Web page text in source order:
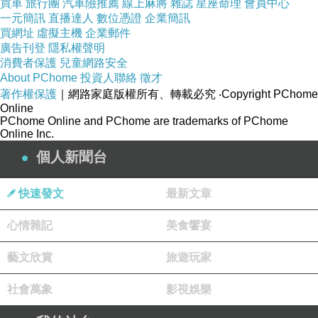
1、美國人一般比較高大，所以市場偏好空間大、實用性高
的 SUV（如 X5、X7、皮卡）
2、X6 不僅是空間較小，銷售價格較高，故比較少消費者
買車 旅行團 汽車險推薦 線上麻將 雜誌 星座命理 會員中心
一元簡訊 直播達人 數位憑證 企業簡訊
買網址 虛擬主機 企業郵件
廣告刊登 隱私權聲明
消費者保護 兒童網路安全
About PChome 投資人聯絡 徵才
著作權保護 ｜網路家庭版權所有、轉載必究 ‧Copyright PChome
Online
PChome Online and PChome are trademarks of PChome
Online Inc.
個人新聞台
快速發文 最新文章
心情雜記 美食饗宴
藝文欣賞 旅遊玩家
社會萬象 影視娛樂